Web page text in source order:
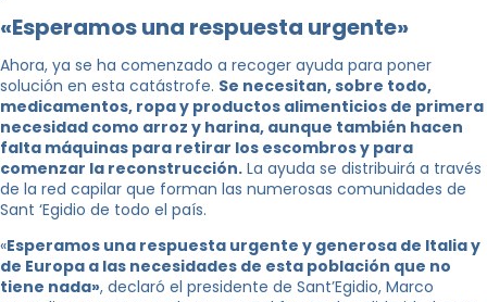
«Esperamos una respuesta urgente»
Ahora, ya se ha comenzado a recoger ayuda para poner
solución en esta catástrofe. Se necesitan, sobre todo,
medicamentos, ropa y productos alimenticios de primera
necesidad como arroz y harina, aunque también hacen
falta máquinas para retirar los escombros y para
comenzar la reconstrucción. La ayuda se distribuirá a través
de la red capilar que forman las numerosas comunidades de
Sant ‘Egidio de todo el país.
«Esperamos una respuesta urgente y generosa de Italia y
de Europa a las necesidades de esta población que no
tiene nada», declaró el presidente de Sant’Egidio, Marco